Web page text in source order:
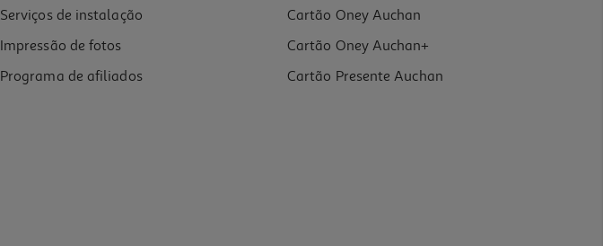
Serviços de instalação
Impressão de fotos
Programa de afiliados
Cartão Oney Auchan
Cartão Oney Auchan+
Cartão Presente Auchan